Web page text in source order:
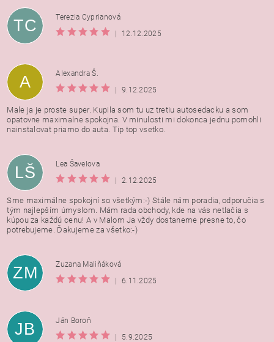
TC
Terezia Cyprianová
|
12.12.2025
A
Alexandra Š.
|
9.12.2025
Male ja je proste super. Kupila som tu uz tretiu autosedacku a som
opatovne maximalne spokojna. V minulosti mi dokonca jednu pomohli
nainstalovat priamo do auta. Tip top vsetko.
LŠ
Lea Šavelova
|
2.12.2025
Sme maximálne spokojní so všetkým:-) Stále nám poradia, odporučia s
tým najlepším úmyslom. Mám rada obchody, kde na vás netlačia s
kúpou za každú cenu! A v Malom Ja vždy dostaneme presne to, čo
potrebujeme. Ďakujeme za všetko:-)
ZM
Zuzana Maliňáková
|
6.11.2025
JB
Ján Boroň
|
5.9.2025